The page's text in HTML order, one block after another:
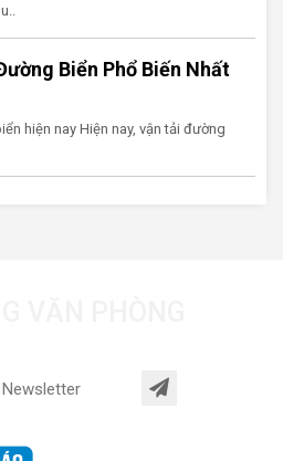
Biển Phổ Biến Nhất
hiện nay Hiện nay, vận tải đường